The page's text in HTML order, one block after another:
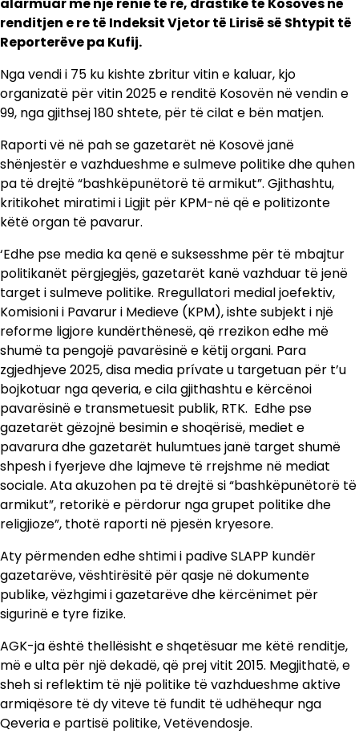
alarmuar me një rënie të re, drastike të Kosovës në
renditjen e re të Indeksit Vjetor të Lirisë së Shtypit të
Reporterëve pa Kufij.
Nga vendi i 75 ku kishte zbritur vitin e kaluar, kjo
organizatë për vitin 2025 e renditë Kosovën në vendin e
99, nga gjithsej 180 shtete, për të cilat e bën matjen.
Raporti vë në pah se gazetarët në Kosovë janë
shënjestër e vazhdueshme e sulmeve politike dhe quhen
pa të drejtë “bashkëpunëtorë të armikut”. Gjithashtu,
kritikohet miratimi i Ligjit për KPM-në që e politizonte
këtë organ të pavarur.
‘Edhe pse media ka qenë e suksesshme për të mbajtur
politikanët përgjegjës, gazetarët kanë vazhduar të jenë
target i sulmeve politike. Rregullatori medial joefektiv,
Komisioni i Pavarur i Medieve (KPM), ishte subjekt i një
reforme ligjore kundërthënesë, që rrezikon edhe më
shumë ta pengojë pavarësinë e këtij organi. Para
zgjedhjeve 2025, disa media prívate u targetuan për t’u
bojkotuar nga qeveria, e cila gjithashtu e kërcënoi
pavarësinë e transmetuesit publik, RTK. Edhe pse
gazetarët gëzojnë besimin e shoqërisë, mediet e
pavarura dhe gazetarët hulumtues janë target shumë
shpesh i fyerjeve dhe lajmeve të rrejshme në mediat
sociale. Ata akuzohen pa të drejtë si “bashkëpunëtorë të
armikut”, retorikë e përdorur nga grupet politike dhe
religjioze”, thotë raporti në pjesën kryesore.
Aty përmenden edhe shtimi i padive SLAPP kundër
gazetarëve, vështirësitë për qasje në dokumente
publike, vëzhgimi i gazetarëve dhe kërcënimet për
sigurinë e tyre fizike.
AGK-ja është thellësisht e shqetësuar me këtë renditje,
më e ulta për një dekadë, që prej vitit 2015. Megjithatë, e
sheh si reflektim të një politike të vazhdueshme aktive
armiqësore të dy viteve të fundit të udhëhequr nga
Qeveria e partisë politike, Vetëvendosje.